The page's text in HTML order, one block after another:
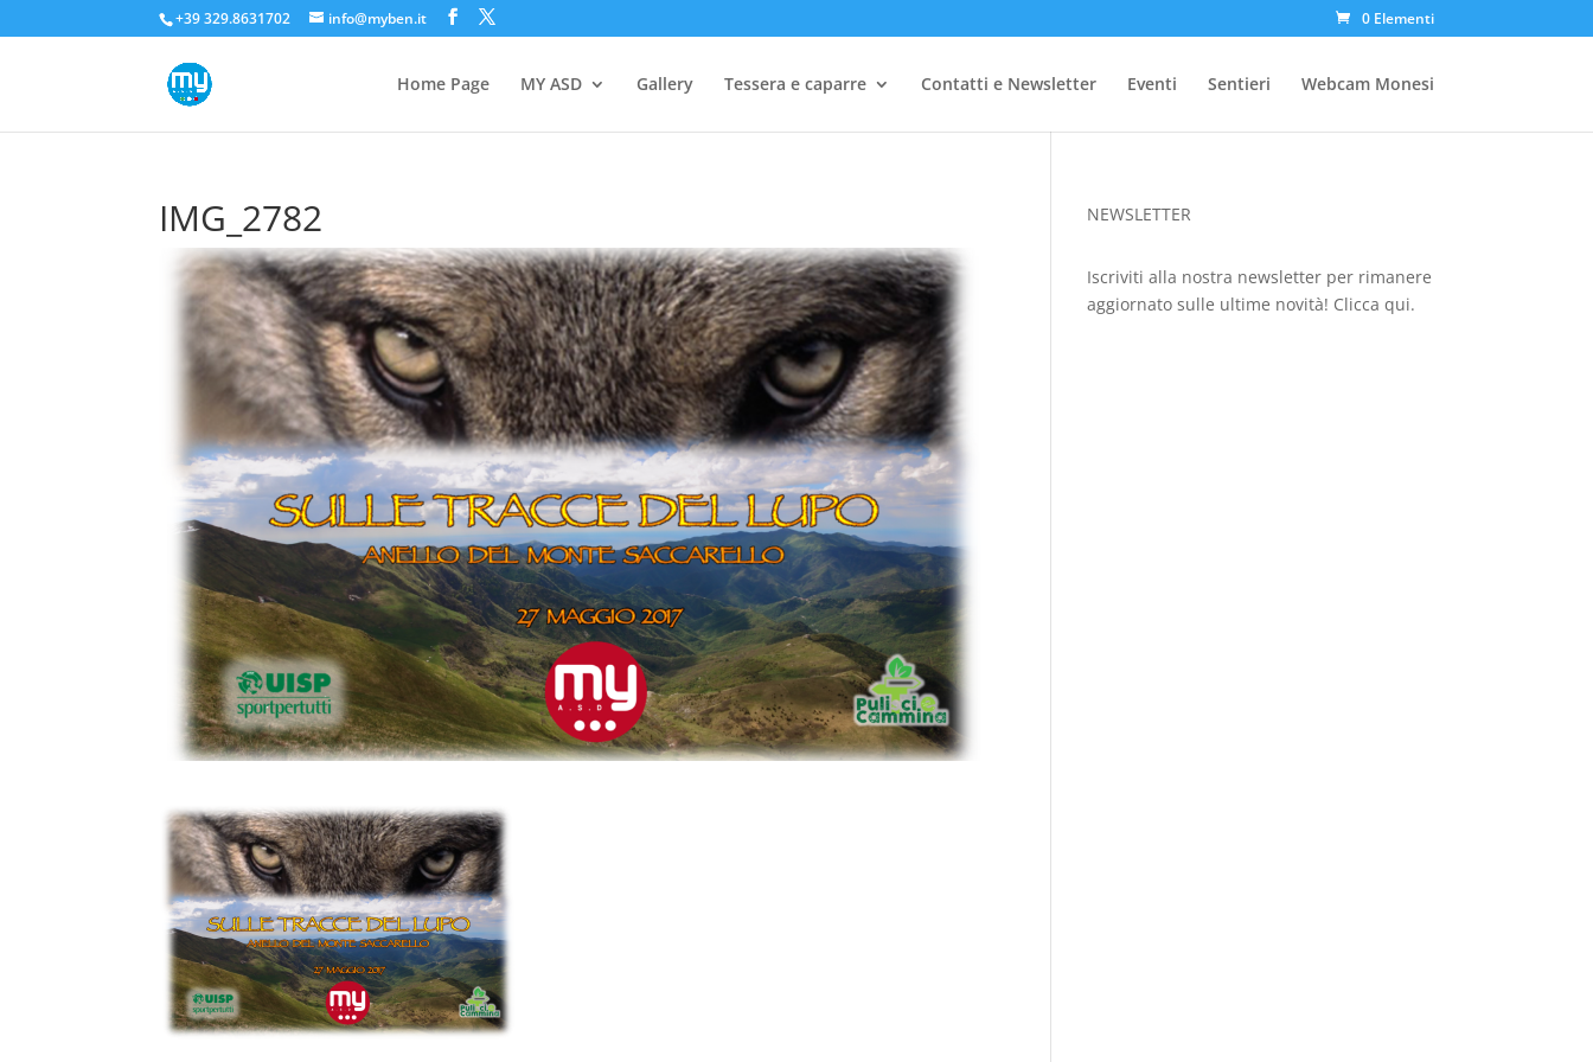
+39 329.8631702 info@myben.it 0 Elementi
Home Page MY ASD Gallery Tessera e caparre Contatti e Newsletter Eventi Sentieri Webcam Monesi
IMG_2782 NEWSLETTER
Iscriviti alla nostra newsletter per rimanere
aggiornato sulle ultime novità! Clicca qui.